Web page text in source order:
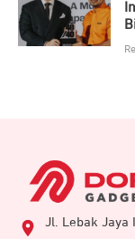
Jl. Lebak Jaya